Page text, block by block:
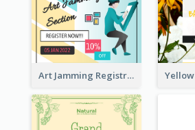
Art Jamming Registration Facebook Post